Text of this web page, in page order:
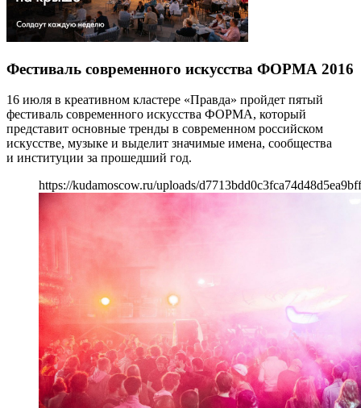
Фестиваль современного искусства ФОРМА 2016
16 июля в креативном кластере «Правда» пройдет пятый
фестиваль современного искусства ФОРМА, который
представит основные тренды в современном российском
искусстве, музыке и выделит значимые имена, сообщества
и институции за прошедший год.
https://kudamoscow.ru/uploads/